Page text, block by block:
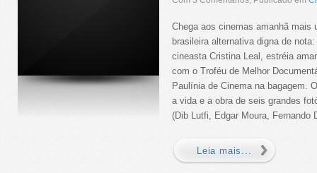
Chega aos cinemas amanhã mais
brasileira alternativa digna de nota:
cineasta Cristina Leal, estréia
com o Troféu de Melhor
Paulínia de Cinema na bagagem.
a vida e a obra de seis grandes
(Dib Lutfi, Edgar Moura, Fernando
Leia mais...